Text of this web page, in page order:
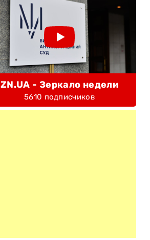
ZN.UA - Зеркало недели
5610 подписчиков